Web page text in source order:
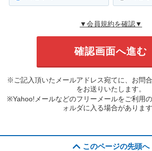
▼会員規約を確認▼
※ご記入頂いたメールアドレス宛てに、お問
をお送りいたします。
※Yahoo!メールなどのフリーメールをご利用
ォルダに入る場合があります
このページの先頭へ